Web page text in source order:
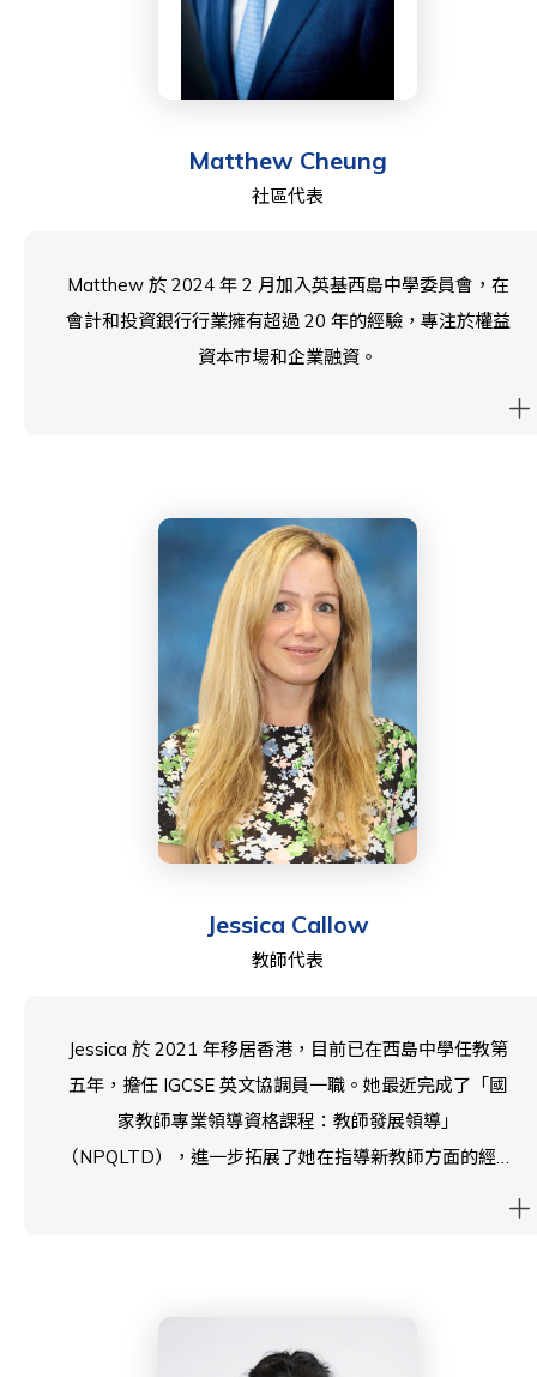
Matthew Cheung
社區代表
Matthew 於 2024 年 2 月加入英基西島中學委員會，在
會計和投資銀行行業擁有超過 20 年的經驗，專注於權益
資本市場和企業融資。
Jessica Callow
教師代表
Jessica 於 2021 年移居香港，目前已在西島中學任教第
五年，擔任 IGCSE 英文協調員一職。她最近完成了「國
家教師專業領導資格課程：教師發展領導」
（NPQLTD），進一步拓展了她在指導新教師方面的經驗